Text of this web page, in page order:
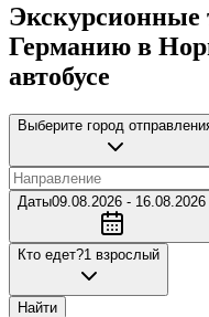
Германию в
автобусе
Выберите город
Даты09.08.2026 - 16.08.2026
Кто едет?1 взрослый
Найти